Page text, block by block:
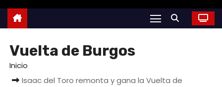
n
Vuelta de Burgos
Inicio
Isaac del Toro remonta y gana la Vuelta de